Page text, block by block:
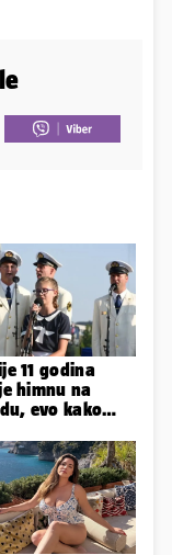
11 godina
himnu na
evo kako